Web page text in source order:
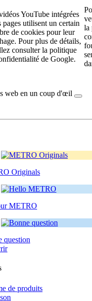
YouTube intégrées
pages utilisent un certain
de cookies pour leur
Pour plus de détails,
consulter la politique
de Google.
la
web en un coup d'œil
Originals
METRO
question
de produits